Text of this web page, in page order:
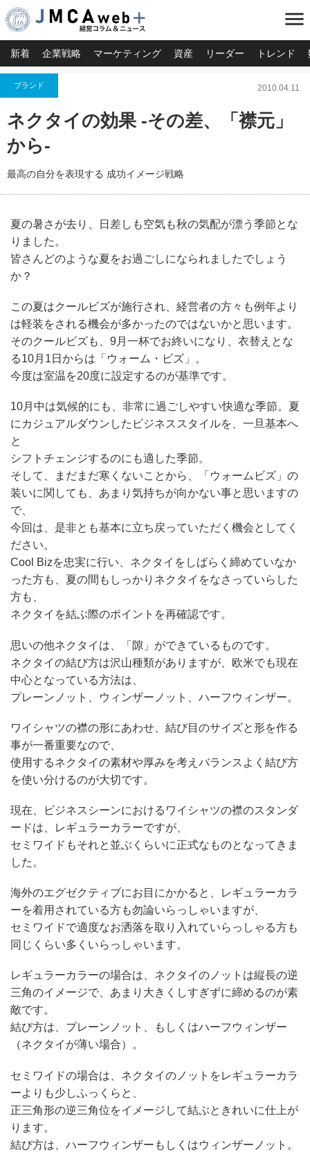
menu
新着 企業戦略 マーケティング 資産 リーダー トレンド
ブランド 2010.04.11
ネクタイの効果 -その差、「襟元」
から-
最高の自分を表現する 成功イメージ戦略
夏の暑さが去り、日差しも空気も秋の気配が漂う季節とな
りました。
皆さんどのような夏をお過ごしになられましたでしょう
か？
この夏はクールビズが施行され、経営者の方々も例年より
は軽装をされる機会が多かったのではないかと思います。
そのクールビズも、9月一杯でお終いになり、衣替えとな
る10月1日からは「ウォーム・ビズ」。
今度は室温を20度に設定するのが基準です。
10月中は気候的にも、非常に過ごしやすい快適な季節。夏
にカジュアルダウンしたビジネススタイルを、一旦基本へ
と
シフトチェンジするのにも適した季節。
そして、まだまだ寒くないことから、「ウォームビズ」の
装いに関しても、あまり気持ちが向かない事と思いますの
で、
今回は、是非とも基本に立ち戻っていただく機会としてく
ださい。
Cool Bizを忠実に行い、ネクタイをしばらく締めていなか
った方も、夏の間もしっかりネクタイをなさっていらした
方も、
ネクタイを結ぶ際のポイントを再確認です。
思いの他ネクタイは、「隙」ができているものです。
ネクタイの結び方は沢山種類がありますが、欧米でも現在
中心となっている方法は、
プレーンノット、ウィンザーノット、ハーフウィンザー。
ワイシャツの襟の形にあわせ、結び目のサイズと形を作る
事が一番重要なので、
使用するネクタイの素材や厚みを考えバランスよく結び方
を使い分けるのが大切です。
現在、ビジネスシーンにおけるワイシャツの襟のスタンダ
ードは、レギュラーカラーですが、
セミワイドもそれと並ぶくらいに正式なものとなってきま
した。
海外のエグゼクティブにお目にかかると、レギュラーカラ
ーを着用されている方も勿論いらっしゃいますが、
セミワイドで適度なお洒落を取り入れていらっしゃる方も
同じくらい多くいらっしゃいます。
レギュラーカラーの場合は、ネクタイのノットは縦長の逆
三角のイメージで、あまり大きくしすぎずに締めるのが素
敵です。
結び方は、プレーンノット、もしくはハーフウィンザー
（ネクタイが薄い場合）。
セミワイドの場合は、ネクタイのノットをレギュラーカラ
ーよりも少しふっくらと、
正三角形の逆三角位をイメージして結ぶときれいに仕上が
ります。
結び方は、ハーフウィンザーもしくはウィンザーノット。